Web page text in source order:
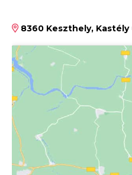
8360 Keszthely, Kastély